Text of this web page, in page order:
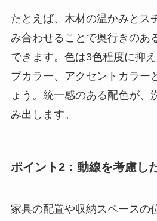
たとえば、木材の温かみとス
み合わせることで奥行きのあ
できます。色は3色程度に抑
ブカラー、アクセントカラー
ょう。統一感のある配色が、
み出します。
ポイント2：動線を考慮し
家具の配置や収納スペースの